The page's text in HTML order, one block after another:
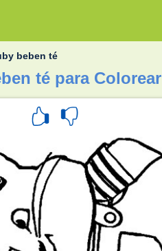
beben té
té para Colorear